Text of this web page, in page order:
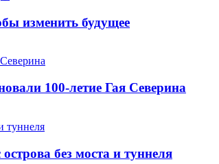
изменить будущее
100-летие Гая Северина
без моста и туннеля